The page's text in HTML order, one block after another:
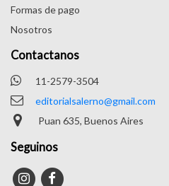
Formas de pago
Nosotros
Contactanos
11-2579-3504
editorialsalerno@gmail.com
Puan 635, Buenos Aires
Seguinos